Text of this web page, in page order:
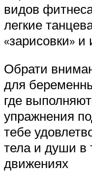
видов
легкие
«зарисовки»
Обрати
для
где
упражнения
тебе
тела и души в
движениях